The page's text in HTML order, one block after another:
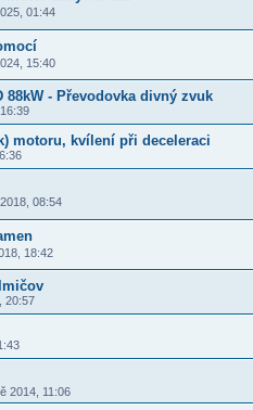
01:44
15:40
88kW - Převodovka divný zvuk
motoru, kvílení při deceleraci
08:54
18:42
20:57
2014, 11:06